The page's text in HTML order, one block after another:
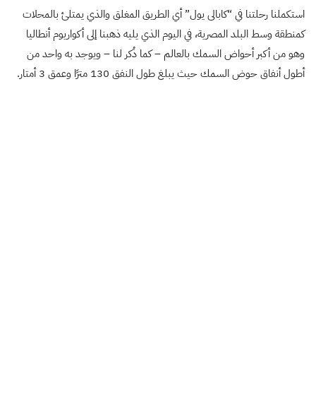
استكملنا رحلتنا في “كابالى يول” أي الطريق المغلق والذي يمتلئ بالمحلات
كمنطقة وسط البلد المصرية، في اليوم الذي يليه ذهبنا إلى أكواريوم أنطاليا
وهو من أكبر أحواض السمك بالعالم – كما ذُكر لنا – ويوجد به واحد من
أطول أنفاق حوض السمك حيث يبلغ طول النفق 130 مترًا وعمق 3 أمتار.